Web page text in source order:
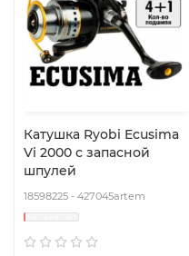
Катушка Ryobi Ecusima
Vi 2000 с запасной
шпулей
18598225 - 427045artem